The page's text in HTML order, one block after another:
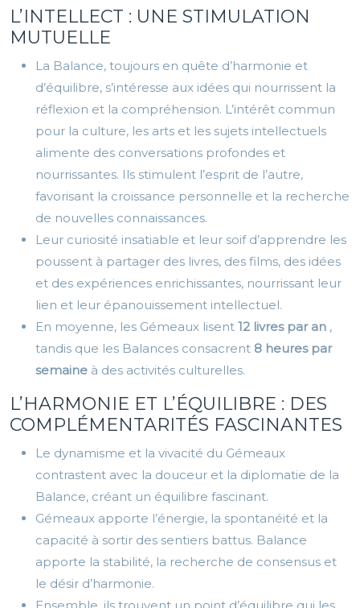
L’INTELLECT : UNE STIMULATION
MUTUELLE
La Balance, toujours en quête d’harmonie et
d’équilibre, s’intéresse aux idées qui nourrissent la
réflexion et la compréhension. L’intérêt commun
pour la culture, les arts et les sujets intellectuels
alimente des conversations profondes et
nourrissantes. Ils stimulent l’esprit de l’autre,
favorisant la croissance personnelle et la recherche
de nouvelles connaissances.
Leur curiosité insatiable et leur soif d’apprendre les
poussent à partager des livres, des films, des idées
et des expériences enrichissantes, nourrissant leur
lien et leur épanouissement intellectuel.
En moyenne, les Gémeaux lisent 12 livres par an ,
tandis que les Balances consacrent 8 heures par
semaine à des activités culturelles.
L’HARMONIE ET L’ÉQUILIBRE : DES
COMPLÉMENTARITÉS FASCINANTES
Le dynamisme et la vivacité du Gémeaux
contrastent avec la douceur et la diplomatie de la
Balance, créant un équilibre fascinant.
Gémeaux apporte l’énergie, la spontanéité et la
capacité à sortir des sentiers battus. Balance
apporte la stabilité, la recherche de consensus et
le désir d’harmonie.